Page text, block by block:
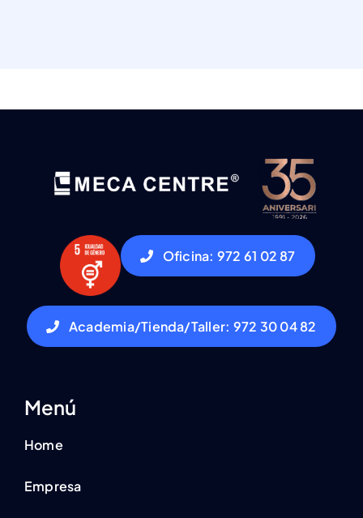
Oficina: 972 61 02 87
Academia/Tienda/Taller: 972 30 04 82
Menú
Home
Empresa